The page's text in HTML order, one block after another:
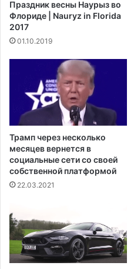
и
х
п
р
О
е
г
п
о
д
а
с
о
у
ю
у
ю
в
е
ч
и
н
к
у
Праздник весны Наурыз во
Флориде | Nauryz in Florida
2017
01.10.2019
Трамп через несколько
месяцев вернется в
социальные сети со своей
собственной платформой
22.03.2021